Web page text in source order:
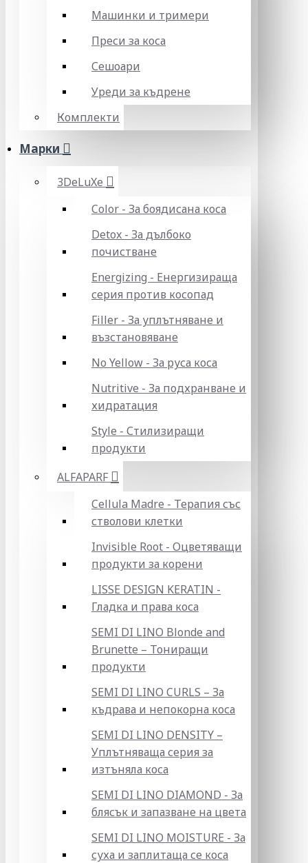
Машинки и тримери
Преси за коса
Сешоари
Уреди за къдрене
Комплекти
Марки
3DeLuXe
Color - За боядисана коса
Detox - За дълбоко
почистване
Energizing - Енергизираща
серия против косопад
Filler - За уплътняване и
възстановяване
No Yellow - За руса коса
Nutritive - За подхранване и
хидратация
Style - Стилизиращи
продукти
ALFAPARF
Cellula Madre - Терапия със
стволови клетки
Invisible Root - Оцветяващи
продукти за корени
LISSE DESIGN KERATIN -
Гладка и права коса
SEMI DI LINO Blonde and
Brunette – Тониращи
продукти
SEMI DI LINO CURLS – За
къдрава и непокорна коса
SEMI DI LINO DENSITY –
Уплътняваща серия за
изтъняла коса
SEMI DI LINO DIAMOND - За
блясък и запазване на цвета
SEMI DI LINO MOISTURE - За
суха и заплитаща се коса